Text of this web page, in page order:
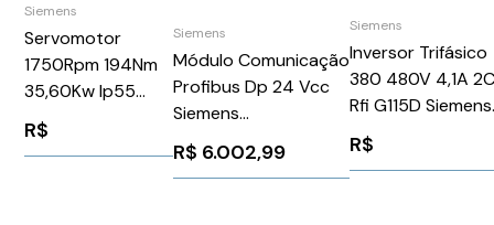
Siemens
Servomotor
1750Rpm 194Nm
35,60Kw Ip55
1PH81372DF102BA1
Siemens 1301377
R$
Siemens
Módulo Comunicação
Profibus Dp 24 Vcc
Siemens
6GK72435DX300XE0
R$ 6.002,99
Siemens
Inversor Trifásico
380 480V 4,1A
Rfi G115D Siemens
R$